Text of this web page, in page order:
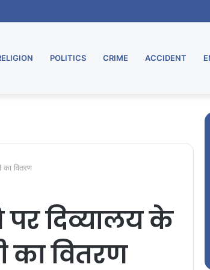
POLITICS CRIME ACCIDENT
का वितरण
दिव्यालय के
का वितरण